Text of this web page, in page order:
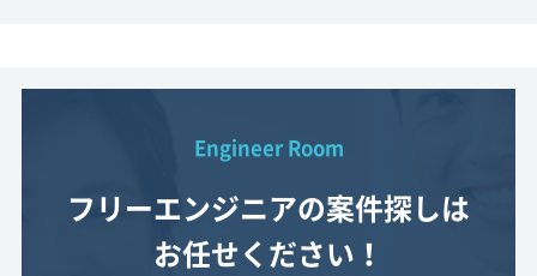
Engineer Room
フリーエンジニアの案件探しは
お任せください！